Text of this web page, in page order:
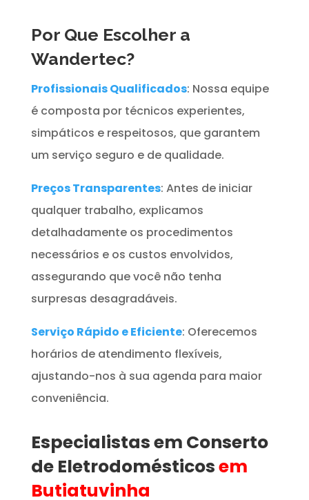
Por Que Escolher a
Wandertec?
Profissionais Qualificados: Nossa equipe
é composta por técnicos experientes,
simpáticos e respeitosos, que garantem
um serviço seguro e de qualidade.
Preços Transparentes: Antes de iniciar
qualquer trabalho, explicamos
detalhadamente os procedimentos
necessários e os custos envolvidos,
assegurando que você não tenha
surpresas desagradáveis.
Serviço Rápido e Eficiente: Oferecemos
horários de atendimento flexíveis,
ajustando-nos à sua agenda para maior
conveniência.
Especialistas em Conserto
de Eletrodomésticosem
Butiatuvinha